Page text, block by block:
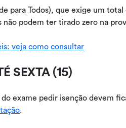
para Todos), que exige um
podem ter tirado zero na
veja como consultar
SEXTA (15)
exame pedir isenção devem
.